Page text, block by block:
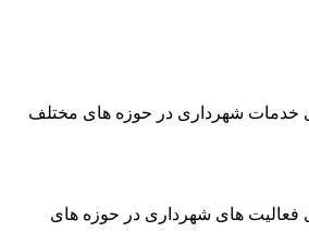
شهرداری در حوزه های مختلف
های شهرداری در حوزه های